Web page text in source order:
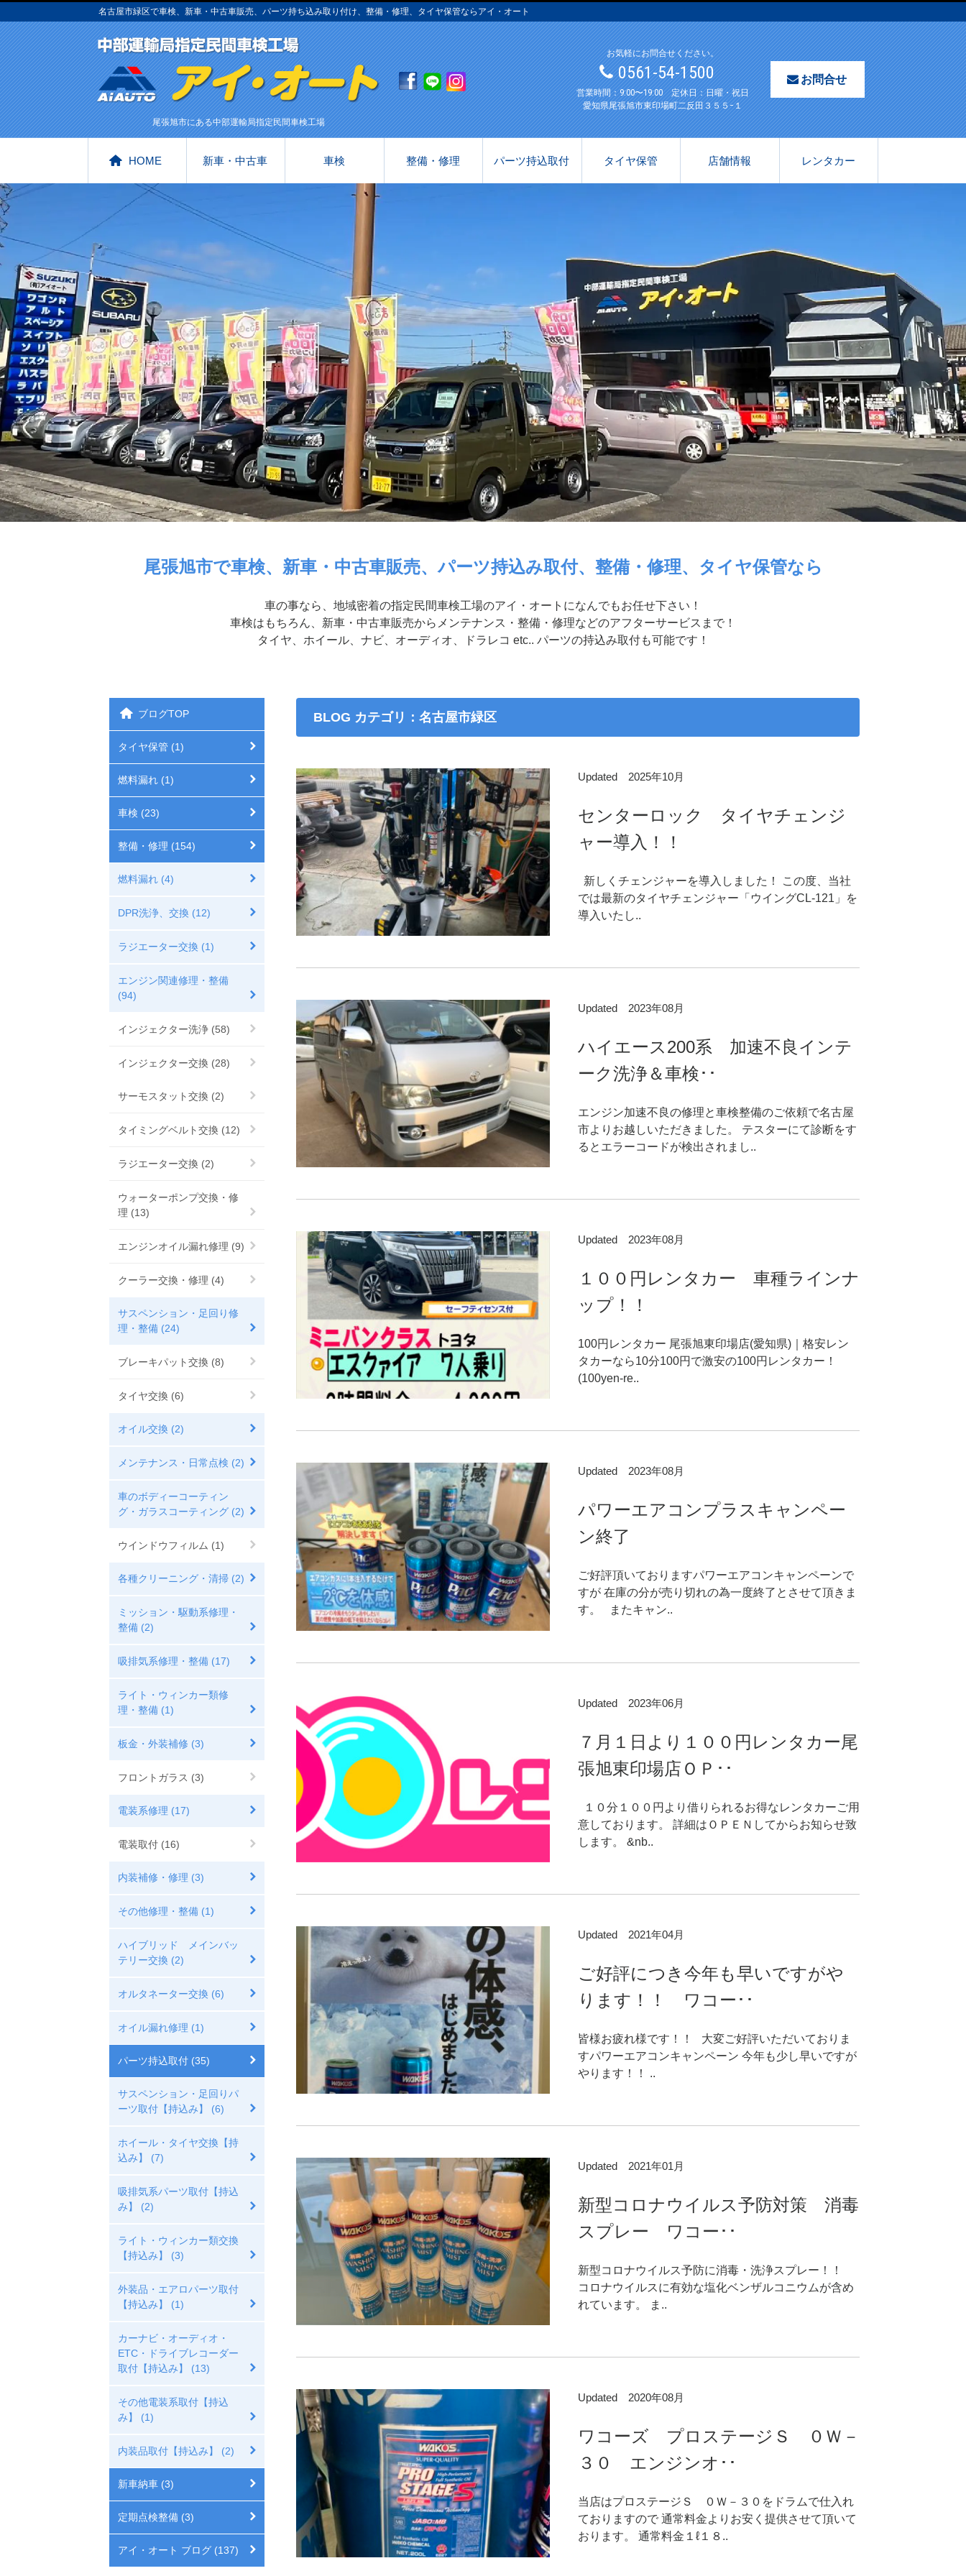
名古屋市緑区で車検、新車・中古車販売、パーツ持ち込み取り付け、整備・修理、タイヤ保管ならアイ・オート
尾張旭市にある中部運輸局指定民間車検工場
お気軽にお問合せください。
0561-54-1500
営業時間：9:00〜19:00 定休日：日曜・祝日
愛知県尾張旭市東印場町二反田３５５−１
お問合せ
HOME 新車・中古車 車検 整備・修理 パーツ持込取付 タイヤ保管 店舗情報 レンタカー
尾張旭市で車検、新車・中古車販売、パーツ持込み取付、整備・修理、タイヤ保管なら
車の事なら、地域密着の指定民間車検工場のアイ・オートになんでもお任せ下さい！
車検はもちろん、新車・中古車販売からメンテナンス・整備・修理などのアフターサービスまで！
タイヤ、ホイール、ナビ、オーディオ、ドラレコ etc.. パーツの持込み取付も可能です！
BLOG カテゴリ：名古屋市緑区
Updated 2025年10月
センターロック タイヤチェンジ
ャー導入！！
新しくチェンジャーを導入しました！ この度、当社
では最新のタイヤチェンジャー「ウイングCL-121」を
導入いたし..
Updated 2023年08月
ハイエース200系 加速不良インテ
ーク洗浄＆車検･･
エンジン加速不良の修理と車検整備のご依頼で名古屋
市よりお越しいただきました。 テスターにて診断をす
るとエラーコードが検出されまし..
Updated 2023年08月
１００円レンタカー 車種ラインナ
ップ！！
100円レンタカー 尾張旭東印場店(愛知県)｜格安レン
タカーなら10分100円で激安の100円レンタカー！
(100yen-re..
Updated 2023年08月
パワーエアコンプラスキャンペー
ン終了
ご好評頂いておりますパワーエアコンキャンペーンで
すが 在庫の分が売り切れの為一度終了とさせて頂きま
す。 またキャン..
Updated 2023年06月
７月１日より１００円レンタカー尾
張旭東印場店ＯＰ･･
１０分１００円より借りられるお得なレンタカーご用
意しております。 詳細はＯＰＥＮしてからお知らせ致
します。 &nb..
Updated 2021年04月
ご好評につき今年も早いですがや
ります！！ ワコー･･
皆様お疲れ様です！！ 大変ご好評いただいておりま
すパワーエアコンキャンペーン 今年も少し早いですが
やります！！ ..
Updated 2021年01月
新型コロナウイルス予防対策 消毒
スプレー ワコー･･
新型コロナウイルス予防に消毒・洗浄スプレー！！
コロナウイルスに有効な塩化ベンザルコニウムが含め
れています。 ま..
Updated 2020年08月
ワコーズ プロステージＳ ０Ｗ－
３０ エンジンオ･･
当店はプロステージＳ ０Ｗ－３０をドラムで仕入れ
ておりますので 通常料金よりお安く提供させて頂いて
おります。 通常料金１ℓ１８..
ブログTOP
タイヤ保管 (1)
燃料漏れ (1)
車検 (23)
整備・修理 (154)
燃料漏れ (4)
DPR洗浄、交換 (12)
ラジエーター交換 (1)
エンジン関連修理・整備
(94)
インジェクター洗浄 (58)
インジェクター交換 (28)
サーモスタット交換 (2)
タイミングベルト交換 (12)
ラジエーター交換 (2)
ウォーターポンプ交換・修
理 (13)
エンジンオイル漏れ修理 (9)
クーラー交換・修理 (4)
サスペンション・足回り修
理・整備 (24)
ブレーキパット交換 (8)
タイヤ交換 (6)
オイル交換 (2)
メンテナンス・日常点検 (2)
車のボディーコーティン
グ・ガラスコーティング (2)
ウインドウフィルム (1)
各種クリーニング・清掃 (2)
ミッション・駆動系修理・
整備 (2)
吸排気系修理・整備 (17)
ライト・ウィンカー類修
理・整備 (1)
板金・外装補修 (3)
フロントガラス (3)
電装系修理 (17)
電装取付 (16)
内装補修・修理 (3)
その他修理・整備 (1)
ハイブリッド メインバッ
テリー交換 (2)
オルタネーター交換 (6)
オイル漏れ修理 (1)
パーツ持込取付 (35)
サスペンション・足回りパ
ーツ取付【持込み】 (6)
ホイール・タイヤ交換【持
込み】 (7)
吸排気系パーツ取付【持込
み】 (2)
ライト・ウィンカー類交換
【持込み】 (3)
外装品・エアロパーツ取付
【持込み】 (1)
カーナビ・オーディオ・
ETC・ドライブレコーダー
取付【持込み】 (13)
その他電装系取付【持込
み】 (1)
内装品取付【持込み】 (2)
新車納車 (3)
定期点検整備 (3)
アイ・オート ブログ (137)